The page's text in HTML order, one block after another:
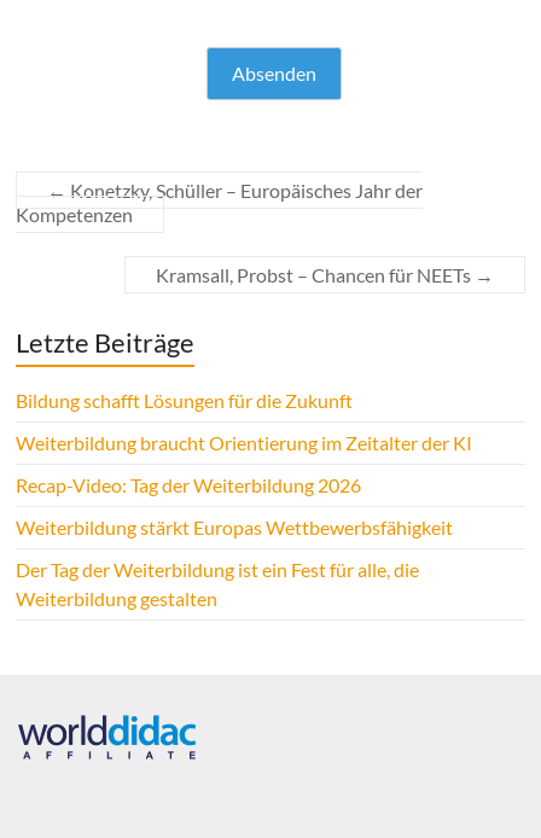
← Konetzky, Schüller – Europäisches Jahr der
Kompetenzen
Kramsall, Probst – Chancen für NEETs →
Letzte Beiträge
Bildung schafft Lösungen für die Zukunft
Weiterbildung braucht Orientierung im Zeitalter der KI
Recap-Video: Tag der Weiterbildung 2026
Weiterbildung stärkt Europas Wettbewerbsfähigkeit
Der Tag der Weiterbildung ist ein Fest für alle, die
Weiterbildung gestalten